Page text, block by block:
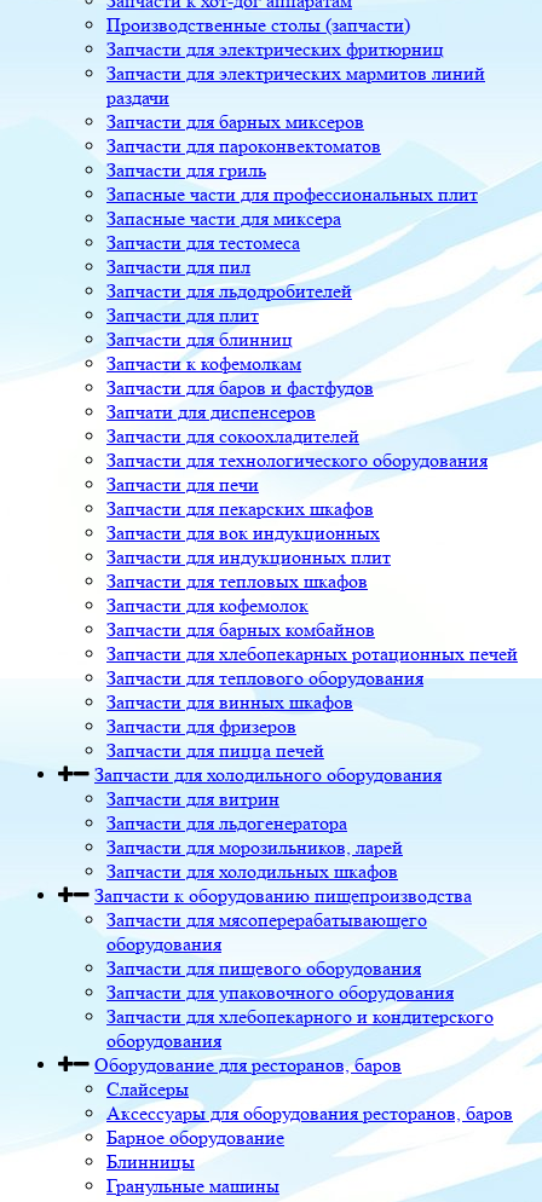
Производственные столы (запчасти)
Запчасти для электрических фритюрниц
Запчасти для электрических мармитов линий
раздачи
Запчасти для барных миксеров
Запчасти для пароконвектоматов
Запчасти для гриль
Запасные части для профессиональных плит
Запасные части для миксера
Запчасти для тестомеса
Запчасти для пил
Запчасти для льдодробителей
Запчасти для плит
Запчасти для блинниц
Запчасти к кофемолкам
Запчасти для баров и фастфудов
Запчати для диспенсеров
Запчасти для сокоохладителей
Запчасти для технологического оборудования
Запчасти для печи
Запчасти для пекарских шкафов
Запчасти для вок индукционных
Запчасти для индукционных плит
Запчасти для тепловых шкафов
Запчасти для кофемолок
Запчасти для барных комбайнов
Запчасти для хлебопекарных ротационных печей
Запчасти для теплового оборудования
Запчасти для винных шкафов
Запчасти для фризеров
Запчасти для пицца печей
Запчасти для холодильного оборудования
Запчасти для витрин
Запчасти для льдогенератора
Запчасти для морозильников, ларей
Запчасти для холодильных шкафов
Запчасти к оборудованию пищепроизводства
Запчасти для мясоперерабатывающего
оборудования
Запчасти для пищевого оборудования
Запчасти для упаковочного оборудования
Запчасти для хлебопекарного и кондитерского
оборудования
Оборудование для ресторанов, баров
Слайсеры
Аксессуары для оборудования ресторанов, баров
Барное оборудование
Блинницы
Гранульные машины